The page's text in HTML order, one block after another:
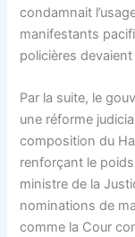
condamnait
manifestants
policières
Par la suite, le
une réforme
composition du
renforçant le
ministre de la
nominations de
comme la Cour